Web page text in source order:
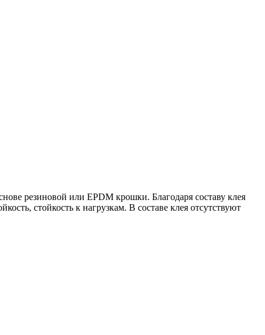
резиновой или EPDM крошки. Благодаря составу клея
стойкость к нагрузкам. В составе клея отсутствуют